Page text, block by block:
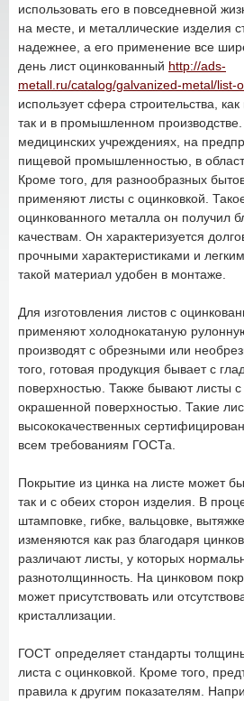
использовать его в повседневной
на месте, и металлические изделия
надежнее, а его применение все
день лист оцинкованный http://ads-
metall.ru/catalog/galvanized-metal/list-
использует сфера строительства,
так и в промышленном
медицинских учреждениях, на
пищевой промышленностью, в
Кроме того, для разнообразных
применяют листы с оцинковкой.
оцинкованного металла он получил
качествам. Он характеризуется
прочными характеристиками и
такой материал удобен в монтаже.
Для изготовления листов с
применяют холоднокатаную
производят с обрезными или
того, готовая продукция бывает с
поверхностью. Также бывают листы
окрашенной поверхностью. Такие
высококачественных
всем требованиям ГОСТа.
Покрытие из цинка на листе может
так и с обеих сторон изделия. В
штамповке, гибке, вальцовке,
изменяются как раз благодаря
различают листы, у которых
разнотолщинность. На цинковом
может присутствовать или
кристаллизации.
ГОСТ определяет стандарты
листа с оцинковкой. Кроме того,
правила к другим показателям.